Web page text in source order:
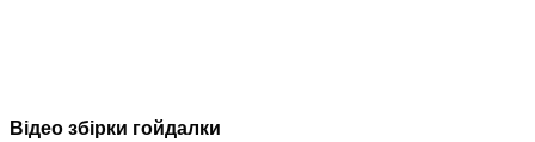
Відео збірки гойдалки